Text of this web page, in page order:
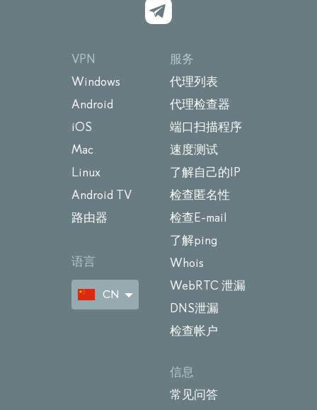
VPN
Windows
Android
iOS
Mac
Linux
Android TV
路由器
语言
CN
服务
代理列表
代理检查器
端口扫描程序
速度测试
了解自己的IP
检查匿名性
检查E-mail
了解ping
Whois
WebRTC 泄漏
DNS泄漏
检查帐户
信息
常见问答